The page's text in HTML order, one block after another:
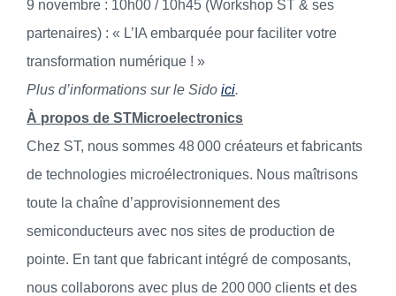
9 novembre : 10h00 / 10h45 (Workshop ST & ses
partenaires) : « L’IA embarquée pour faciliter votre
transformation numérique ! »
Plus d’informations sur le Sido ici.
À propos de STMicroelectronics
Chez ST, nous sommes 48 000 créateurs et fabricants
de technologies microélectroniques. Nous maîtrisons
toute la chaîne d’approvisionnement des
semiconducteurs avec nos sites de production de
pointe. En tant que fabricant intégré de composants,
nous collaborons avec plus de 200 000 clients et des